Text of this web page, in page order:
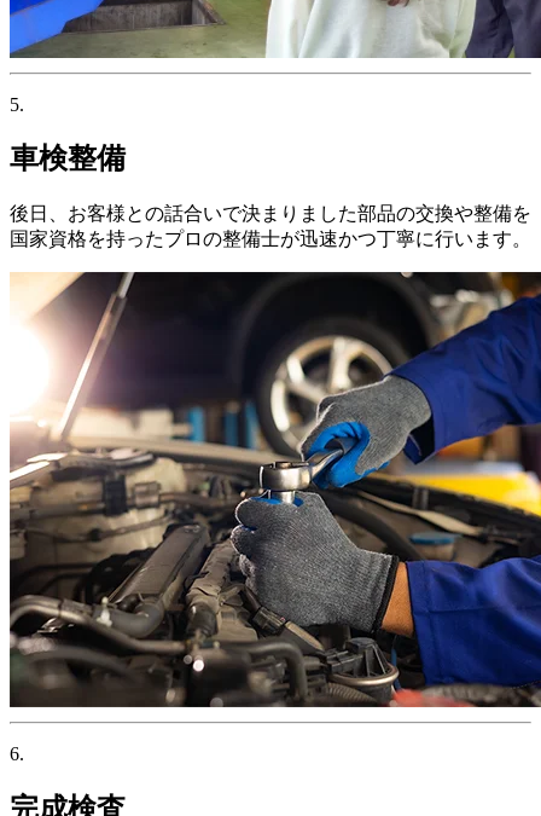
5.
車検整備
後日、お客様との話合いで決まりました部品の交換や整備を
国家資格を持ったプロの整備士が迅速かつ丁寧に行います。
6.
完成検査